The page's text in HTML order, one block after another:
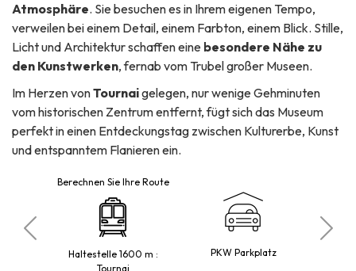
Atmosphäre. Sie besuchen es in Ihrem eigenen Tempo,
verweilen bei einem Detail, einem Farbton, einem Blick. Stille,
Licht und Architektur schaffen eine besondere Nähe zu
den Kunstwerken, fernab vom Trubel großer Museen.
Im Herzen vonTournaigelegen, nur wenige Gehminuten
vom historischen Zentrum entfernt, fügt sich das Museum
perfekt in einen Entdeckungstag zwischen Kulturerbe, Kunst
und entspanntem Flanieren ein.
Berechnen Sie Ihre Route
Haltestelle 1600 m :
Tournai
PKW Parkplatz